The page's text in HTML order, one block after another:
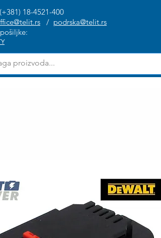
18-4521-400
/ podrska@telit.rs